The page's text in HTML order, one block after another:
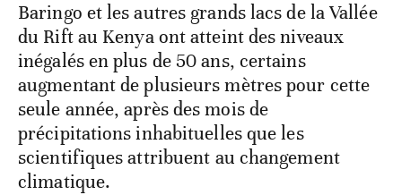
Baringo et les autres grands lacs de la Vallée
du Rift au Kenya ont atteint des niveaux
inégalés en plus de 50 ans, certains
augmentant de plusieurs mètres pour cette
seule année, après des mois de
précipitations inhabituelles que les
scientifiques attribuent au changement
climatique.